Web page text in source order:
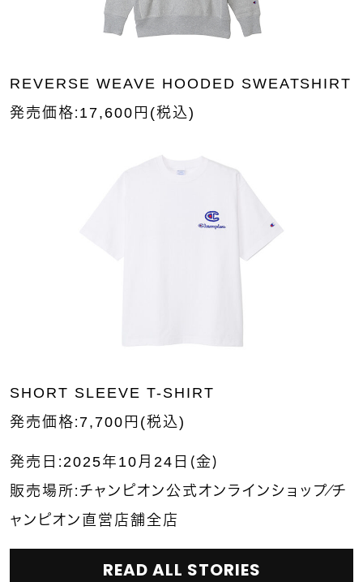
REVERSE WEAVE HOODED SWEATSHIRT
発売価格：17,600円(税込)
SHORT SLEEVE T-SHIRT
発売価格：7,700円(税込)
発売日：2025年10月24日（金）
販売場所：チャンピオン公式オンラインショップ／チ
ャンピオン直営店舗全店
READ ALL STORIES